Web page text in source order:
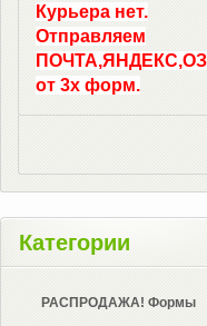
Курьера нет.
Отправляем
от 3х форм.
Категории
РАСПРОДАЖА! Формы